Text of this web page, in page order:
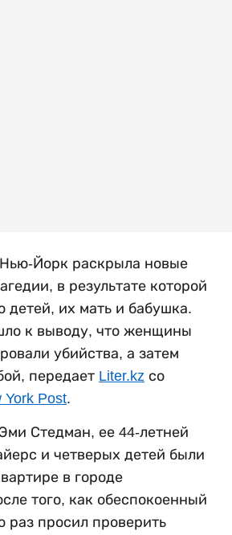
Йорк раскрыла новые
в результате которой
детей, их мать и бабушка.
к выводу, что женщины
убийства, а затем
передает Liter.kz со
York Post.
Стедман, ее 44-летней
и четверых детей были
в городе
того, как обеспокоенный
раз просил проверить